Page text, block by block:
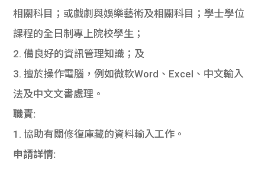
相關科目；或戲劇與娛樂藝術及相關科目；學士學位
課程的全日制專上院校學生；
2. 備良好的資訊管理知識；及
3. 擅於操作電腦，例如微軟Word、Excel、中文輸入
法及中文文書處理。
職責:
1. 協助有關修復庫藏的資料輸入工作。
申請詳情: